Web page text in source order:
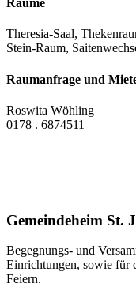
Räume
Theresia-Saal,
Stein-Raum,
Raumanfrage und
Roswita Wöhling
0178 . 6874511
Gemeindeheim St.
Begegnungs- und
Einrichtungen, sowie für
Feiern.